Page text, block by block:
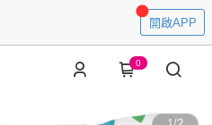
開啟APP
0